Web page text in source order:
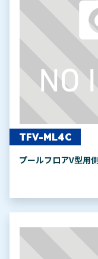
TFV-ML4C
プールフロアV型用